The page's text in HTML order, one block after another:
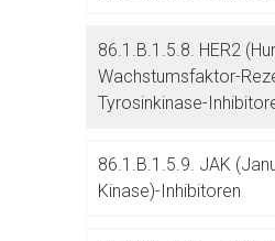
86.1.B.1.5.8. HER2
Wachstumsfaktor-
Tyrosinkinase-
86.1.B.1.5.9. JAK
Kinase)-Inhibitoren
Zurück zur